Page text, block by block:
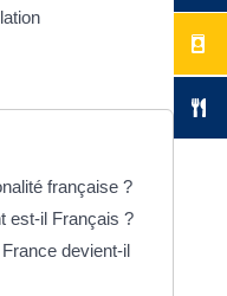
française ?
est-il Français ?
devient-il